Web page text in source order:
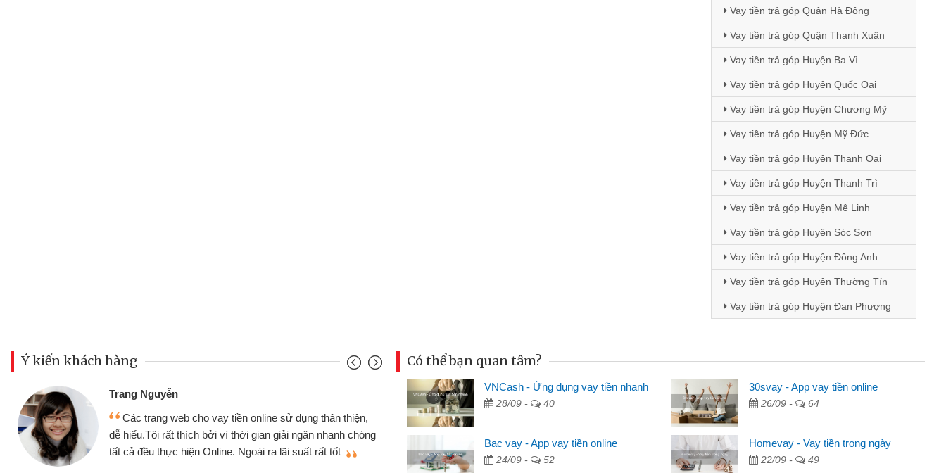
Vay tiền trả góp Quận Hà Đông
Vay tiền trả góp Quận Thanh Xuân
Vay tiền trả góp Huyện Ba Vì
Vay tiền trả góp Huyện Quốc Oai
Vay tiền trả góp Huyện Chương Mỹ
Vay tiền trả góp Huyện Mỹ Đức
Vay tiền trả góp Huyện Thanh Oai
Vay tiền trả góp Huyện Thanh Trì
Vay tiền trả góp Huyện Mê Linh
Vay tiền trả góp Huyện Sóc Sơn
Vay tiền trả góp Huyện Đông Anh
Vay tiền trả góp Huyện Thường Tín
Vay tiền trả góp Huyện Đan Phượng
Ý kiến khách hàng
thân thiện,
chóng
tốt
Đoàn Hữu Cảnh
Mình cần tiền gấp nên định cầm cố chiếc xe wave
nhưng thật may đã có gói vay tiền bằng CMND online
không cần gặp mặt nên rất tiện lợi, sẽ giới thiệu cho bạn
Mai Lan - Sinh viên
Tôi biết đến thông qua quảng cáo trên facebook. Tôi là
sinh viên nên cần đóng tiền nhà, sinh nhật bạn bè, mà đọc
thấy thủ tục nhanh gọn nên tôi quyết định vay
Có thể bạn quan tâm?
VNCash - Ứng dụng vay tiền nhanh
28/09 - 40
30svay - App vay tiền online
26/09 - 64
Bac vay - App vay tiền online
24/09 - 52
Homevay - Vay tiền trong ngày
22/09 - 49